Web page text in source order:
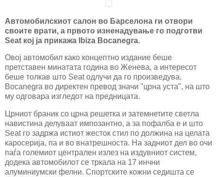
Автомобилскиот салон во Барселона ги отвори
своите врати, а првото изненадување го подготви
Seat кој ја прикажа Ibiza Bocanegra.
Овој автомобил како концептно издание беше
претставен минатата година во Женева, а интересот
беше толкав што Seat одлучи да го произведува.
Bocanegra вo директен превод значи "црна уста", на што
му одговара изгледот на предницата.
Црниот браник со црна решетка и затемнетите светла
навистина делуваат импозантно, а за пофалба е и што
Seat го задржа истиот жесток стил по должина на целата
каросерија, па и во внатрешноста. На задниот дел во очи
паѓа големиот централен излез на издувниот систем,
додека автомобилот се тркала на 17 инчни
алуминиумски фелни. Спортските кожни седишта се